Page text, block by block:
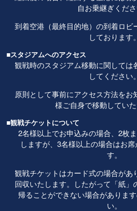
自お乗継ぎくださ
到着空港（最終目的地）の到着ロビ
しております。
■スタジアムへのアクセス
観戦時のスタジアム移動に関しては
してください。
原則として事前にアクセス方法をお
様ご自身で移動していた
■観戦チケットについて
2名様以上でお申込みの場合、2枚
しますが、3名様以上の場合はお
す。
観戦チケットはカード式の場合があ
回収いたします。したがって「紙」
帰ることができない場合がありま
い。